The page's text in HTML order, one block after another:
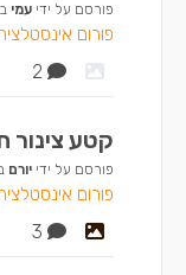
פורסם על ידי עמי
פורום
2
קטע צינור
פורסם על ידי יורם
פורום
3